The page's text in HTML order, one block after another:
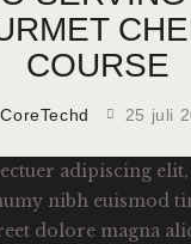
COURSE
CoreTechd 25 juli
adipiscing
nibh euismod
dolore magna